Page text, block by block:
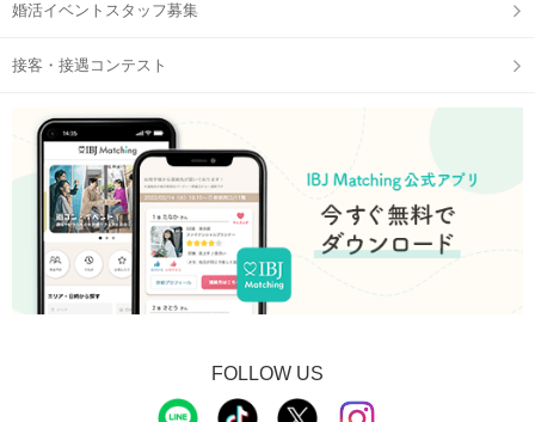
婚活イベントスタッフ募集
接客・接遇コンテスト
FOLLOW US